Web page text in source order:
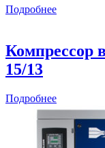
Подробнее
Компрессор
15/13
Подробнее